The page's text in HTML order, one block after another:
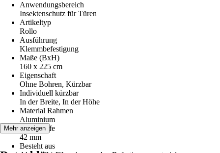
Anwendungsbereich
Insektenschutz für Türen
Artikeltyp
Rollo
Ausführung
Klemmbefestigung
Maße (BxH)
160 x 225 cm
Eigenschaft
Ohne Bohren, Kürzbar
Individuell kürzbar
In der Breite, In der Höhe
Material Rahmen
Aluminium
Einbautiefe
42 mm
Besteht aus
Mehr anzeigen